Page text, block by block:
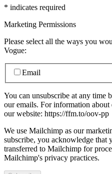
* indicates required
Marketing Permissions
Please select all the ways you
Vogue:
Email
You can unsubscribe at any
our emails. For information
our website: https://ffm.to/oov-pp
We use Mailchimp as our
subscribe, you acknowledge
transferred to Mailchimp for
Mailchimp's privacy practices.